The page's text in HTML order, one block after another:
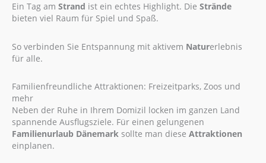
Ein Tag am Strand ist ein echtes Highlight. Die Strände
bieten viel Raum für Spiel und Spaß.
So verbinden Sie Entspannung mit aktivem Naturerlebnis
für alle.
Familienfreundliche Attraktionen: Freizeitparks, Zoos und
mehr
Neben der Ruhe in Ihrem Domizil locken im ganzen Land
spannende Ausflugsziele. Für einen gelungenen
Familienurlaub Dänemark sollte man diese Attraktionen
einplanen.